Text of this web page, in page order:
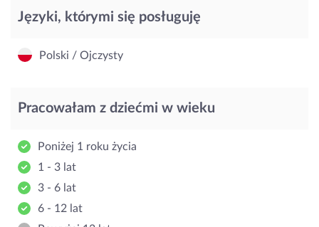
Języki, którymi się posługuję
Polski / Ojczysty
Pracowałam z dziećmi w wieku
Poniżej 1 roku życia
1 - 3 lat
3 - 6 lat
6 - 12 lat